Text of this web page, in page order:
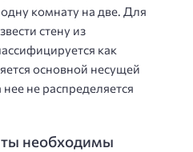
комнату на две. Для
стену из
как
основной несущей
не распределяется
необходимы